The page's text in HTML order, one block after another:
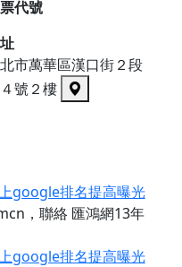
代號
市萬華區漢口街２段
號２樓
google排名提高曝光
，聯絡 匯鴻網13年
google排名提高曝光